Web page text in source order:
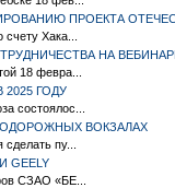
ПРОЕКТА
Хака...
НА
18 февра...
ГОДУ
состоялос...
ВОКЗАЛАХ
пу...
СЗАО «БЕ...